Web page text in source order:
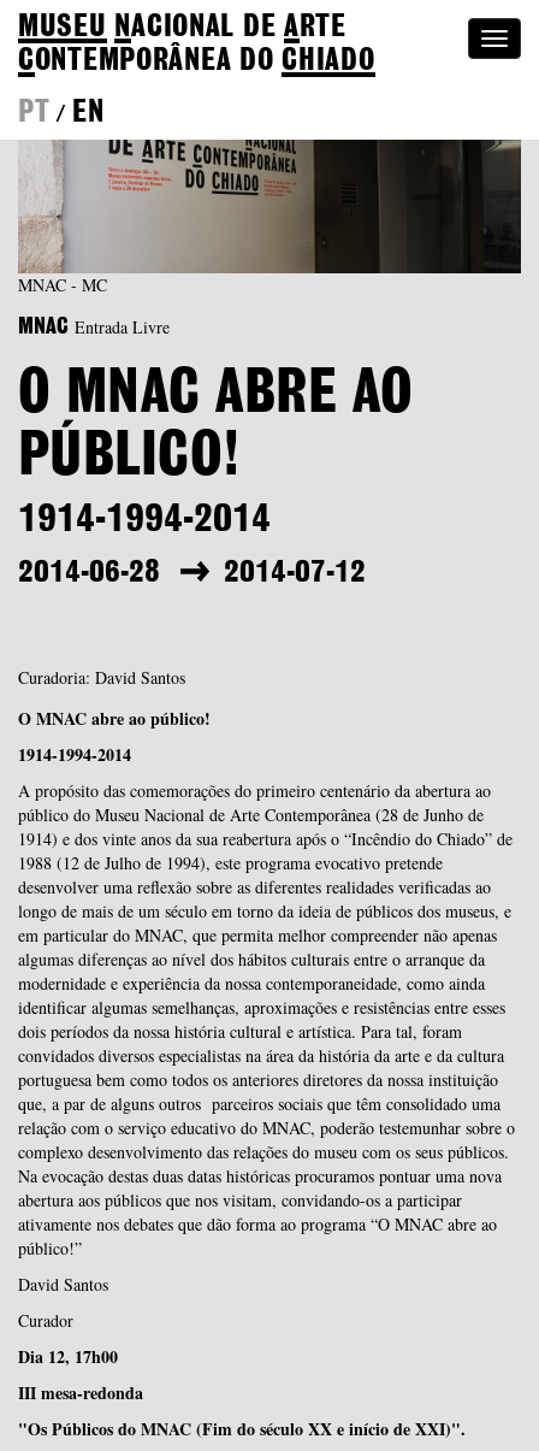
MUSEU NACIONAL DEA RTE
CONTEMPORÂNEA DOCHIADO
PT
/ EN
MNAC - MC
MNAC Entrada Livre
O MNAC ABRE AO
PÚBLICO!
1914-1994-2014
2014-06-28 2014-07-12
Curadoria: David Santos
O MNAC abre ao público!
1914-1994-2014
A propósito das comemorações do primeiro centenário da abertura ao
público do Museu Nacional de Arte Contemporânea (28 de Junho de
1914) e dos vinte anos da sua reabertura após o “Incêndio do Chiado” de
1988 (12 de Julho de 1994), este programa evocativo pretende
desenvolver uma reflexão sobre as diferentes realidades verificadas ao
longo de mais de um século em torno da ideia de públicos dos museus, e
em particular do MNAC, que permita melhor compreender não apenas
algumas diferenças ao nível dos hábitos culturais entre o arranque da
modernidade e experiência da nossa contemporaneidade, como ainda
identificar algumas semelhanças, aproximações e resistências entre esses
dois períodos da nossa história cultural e artística. Para tal, foram
convidados diversos especialistas na área da história da arte e da cultura
portuguesa bem como todos os anteriores diretores da nossa instituição
que, a par de alguns outros parceiros sociais que têm consolidado uma
relação com o serviço educativo do MNAC, poderão testemunhar sobre o
complexo desenvolvimento das relações do museu com os seus públicos.
Na evocação destas duas datas históricas procuramos pontuar uma nova
abertura aos públicos que nos visitam, convidando-os a participar
ativamente nos debates que dão forma ao programa “O MNAC abre ao
público!”
David Santos
Curador
Dia 12, 17h00
III mesa-redonda
"Os Públicos do MNAC (Fim do século XX e início de XXI)".